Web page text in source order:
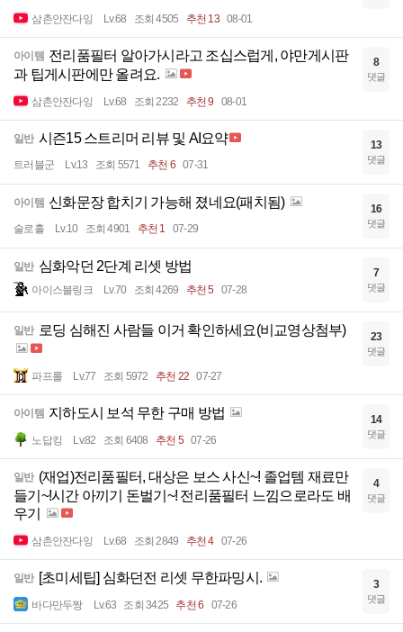
삼촌안잔다잉 Lv.68 조회 4505 추천 13 08-01
아이템 전리품필터 알아가시라고 조십스럽게, 야만게시판
과 팁게시판에만 올려요.
삼촌안잔다잉 Lv.68 조회 2232 추천 9 08-01
8
댓글
일반 시즌15 스트리머 리뷰 및 AI요약
트러블군 Lv.13 조회 5571 추천 6 07-31
13
댓글
아이템 신화문장 합치기 가능해 졌네요(패치됨)
술로홀 Lv.10 조회 4901 추천 1 07-29
16
댓글
일반 심화악던 2단계 리셋 방법
아이스블링크 Lv.70 조회 4269 추천 5 07-28
7
댓글
일반 로딩 심해진 사람들 이거 확인하세요(비교영상첨부)
파프롤 Lv.77 조회 5972 추천 22 07-27
23
댓글
아이템 지하도시 보석 무한 구매 방법
노답킹 Lv.82 조회 6408 추천 5 07-26
14
댓글
일반 (재업)전리품필터, 대상은 보스 사신~! 졸업템 재료만
들기~!시간 아끼기 돈벌기~! 전리품필터 느낌으로라도 배
우기
삼촌안잔다잉 Lv.68 조회 2849 추천 4 07-26
4
댓글
일반 [초미세팁] 심화던전 리셋 무한파밍시.
바다만두짱 Lv.63 조회 3425 추천 6 07-26
3
댓글